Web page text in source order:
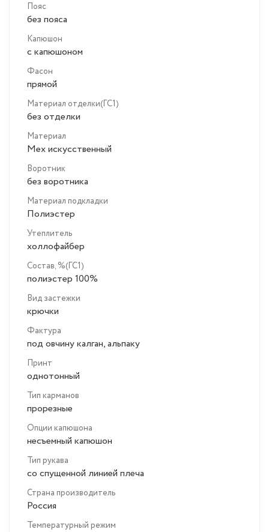
Пояс
без пояса
Капюшон
с капюшоном
Фасон
прямой
Материал отделки(ГС1)
без отделки
Материал
Мех искусственный
Воротник
без воротника
Материал подкладки
Полиэстер
Утеплитель
холлофайбер
Состав, %(ГС1)
полиэстер 100%
Вид застежки
крючки
Фактура
под овчину калган, альпаку
Принт
однотонный
Тип карманов
прорезные
Опции капюшона
несъемный капюшон
Тип рукава
со спущенной линией плеча
Страна производитель
Россия
Температурный режим